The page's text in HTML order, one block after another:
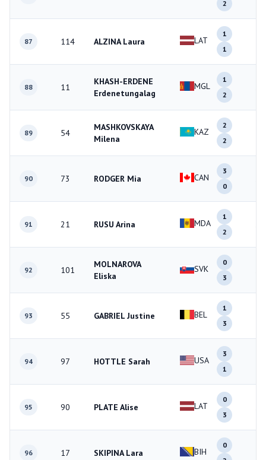
2
87 114 ALZINA Laura LAT
1
1
88 11
KHASH-ERDENE
Erdenetungalag
MGL
1
2
89 54
MASHKOVSKAYA
Milena
KAZ
2
2
90 73 RODGER Mia CAN
3
0
91 21 RUSU Arina MDA
1
2
92 101
MOLNAROVA
Eliska
SVK
0
3
93 55 GABRIEL Justine BEL
1
3
94 97 HOTTLE Sarah USA
3
1
95 90 PLATE Alise LAT
0
3
96 17 SKIPINA Lara BIH
0